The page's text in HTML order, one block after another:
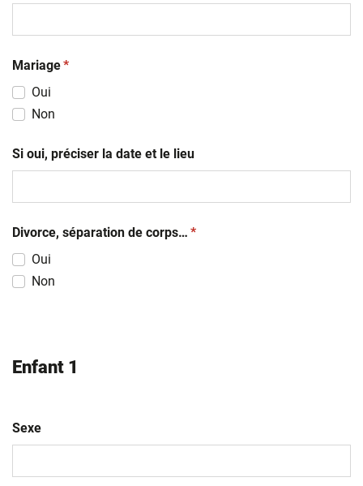
Mariage(obligatoire)
*
Oui
Non
Si oui, préciser la date et le lieu
Divorce, séparation de corps… (obligatoire)
*
Oui
Non
Enfant 1
Sexe